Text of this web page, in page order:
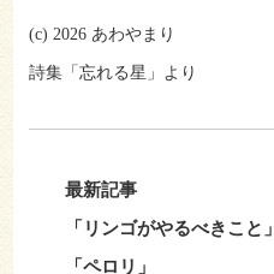
最新記事
「リンゴがやるべきこと」
「ペロリ」
(c) 2026 あわやまり
詩集「忘れる星」より